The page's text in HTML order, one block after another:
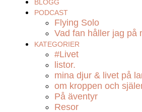
BLOGG
PODCAST
Flying Solo
Vad fan håller jag på
KATEGORIER
#Livet
listor.
mina djur & livet på
om kroppen och
På äventyr
Resor